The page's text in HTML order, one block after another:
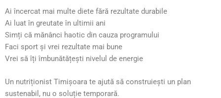
Ai încercat mai multe diete fără rezultate durabile
Ai luat în greutate în ultimii ani
Simți că mănânci haotic din cauza programului
Faci sport și vrei rezultate mai bune
Vrei să îți îmbunătățești nivelul de energie
Un nutriționist Timișoara te ajută să construiești un plan
sustenabil, nu o soluție temporară.